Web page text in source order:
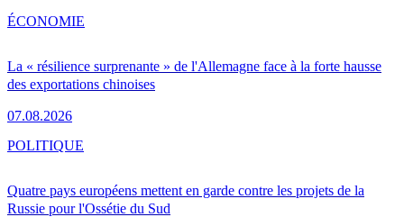
La « résilience surprenante » de l'Allemagne face à la forte hausse
des exportations chinoises
07.08.2026
ÉCONOMIE
Quatre pays européens mettent en garde contre les projets de la
Russie pour l'Ossétie du Sud
POLITIQUE